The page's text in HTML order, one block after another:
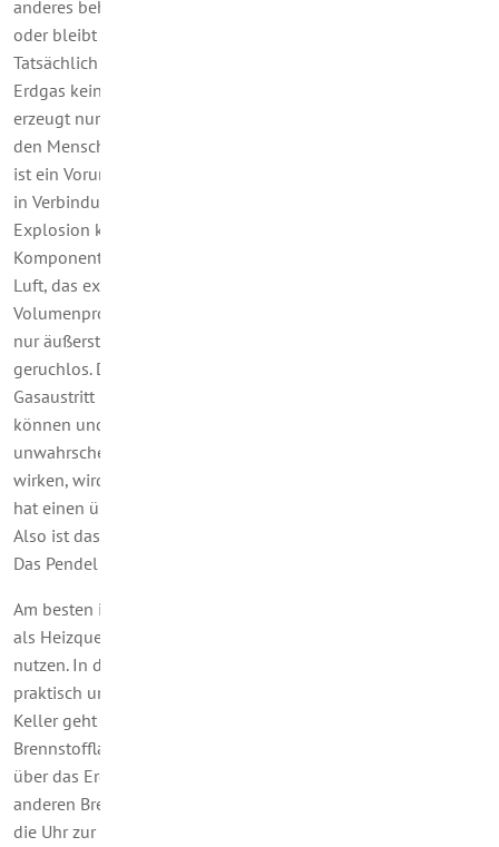
anderes behauptet, verfolgt entweder spezielle Absichten
oder bleibt lieber bei seinen gewohnten Vorurteilen.
Tatsächlich ist es so: Im Gegensatz zu Propangas enthält
Erdgas kein giftiges Kohlenmonoxyd (CO). Seine Verbrennung
erzeugt nur Kohlendioxyd und Wasserstoff, die harmlos für
den Menschen sind. Leider wird fälschlicherweise – auch dies
ist ein Vorurteil - Erdgas oft mit einer hohen Explosionsgefahr
in Verbindung gebracht. Damit es aber überhaupt zu einer
Explosion kommen könnte, müssten folgende vier
Komponenten gleichzeitig auftreten: Austretendes Erdgas,
Luft, das exakte Mischverhältnis (zwischen 4,1 bis 16,5
Volumenprozent) und eine Zündquelle. Das trifft ganz gewiss
nur äußerst selten zu. Noch etwas: Von Natur aus ist Erdgas
geruchlos. Damit aber die Verbraucher den geringsten
Gasaustritt bereits bei kleinen Undichtigkeiten feststellen
können und um eventuellen (aber, wie gesehen, eher
unwahrscheinlichen) Explosionsgefahren entgegen zu
wirken, wird dem Gas ein Odorierungsmittel zugesetzt. Das
hat einen üblen, stechenden Geruch, der sofort bemerkt wird.
Also ist das Vorurteil, das Erdgas unsicher sei, nicht haltbar.
Das Pendel schlägt zugunsten der Vorteile aus.
Am besten ist es, mit denen zu sprechen, die bereits Erdgas
als Heizquelle und im Haushalt sowie als Kraftstoff fürs Auto
nutzen. In den Berichten überwiegt die Erfahrung: Erdgas ist
praktisch und bequem. Es beansprucht keine Lagerung. Im
Keller geht kein Platz verloren. Kosten für die
Brennstofflagerung entfallen komplett. Denn Erdgas kommt
über das Erdgasnetz direkt ins Haus. Bestellungen wie bei
anderen Brennstoffen sind nicht nötig. Erdgas steht rund um
die Uhr zur Verfügung. Es sorgt für eine behagliche und